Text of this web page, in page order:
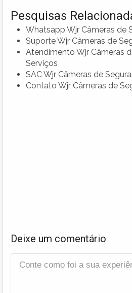
Pesquisas
Whatsapp Wjr Câmeras de
Suporte Wjr Câmeras de
Atendimento Wjr Câmeras
Serviços
SAC Wjr Câmeras de
Contato Wjr Câmeras de
Deixe um comentário